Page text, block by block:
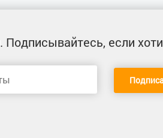
. Подписывайтесь, если